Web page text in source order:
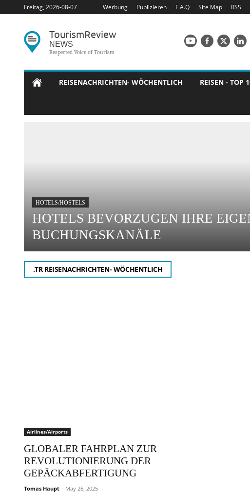
Freitag, 2026-08-07 Werbung Publizieren F.A.Q Site Map RSS
TourismReview
NEWS
Respected Voice of Tourism
REISENACHRICHTEN- WÖCHENTLICH REISEN - TOP
HOTELS/HOSTELS
HOTELS BEVORZUGEN IHRE
BUCHUNGSKANÄLE
.TR REISENACHRICHTEN- WÖCHENTLICH
Airlines/Airports
GLOBALER FAHRPLAN ZUR
REVOLUTIONIERUNG DER
GEPÄCKABFERTIGUNG
Tomas Haupt - May 26, 2025